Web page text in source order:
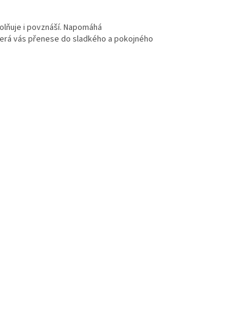
i povznáší. Napomáhá
vás přenese do sladkého a pokojného